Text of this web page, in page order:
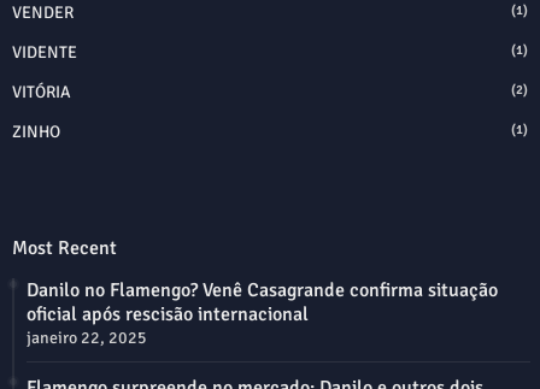
VENDER (1)
VIDENTE (1)
VITÓRIA (2)
ZINHO (1)
Most Recent
Danilo no Flamengo? Venê Casagrande confirma situação
oficial após rescisão internacional
janeiro 22, 2025